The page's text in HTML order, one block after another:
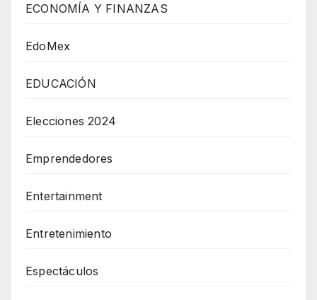
ECONOMÍA Y FINANZAS
EdoMex
EDUCACIÓN
Elecciones 2024
Emprendedores
Entertainment
Entretenimiento
Espectáculos